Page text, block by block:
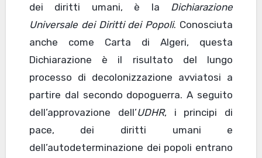
dei diritti umani, è la Dichiarazione
Universale dei Diritti dei Popoli. Conosciuta
anche come Carta di Algeri, questa
Dichiarazione è il risultato del lungo
processo di decolonizzazione avviatosi a
partire dal secondo dopoguerra. A seguito
dell’approvazione dell’UDHR, i principi di
pace, dei diritti umani e
dell’autodeterminazione dei popoli entrano